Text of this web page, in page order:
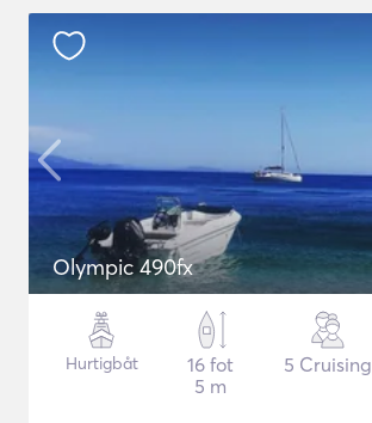
Olympic 490fx
Hurtigbåt
16 fot
5 m
5 Cruising